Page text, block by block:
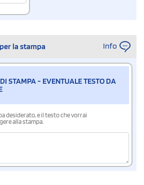
la stampa Info
STAMPA - EVENTUALE TESTO DA
desiderato, e il testo che vorrai
alla stampa.